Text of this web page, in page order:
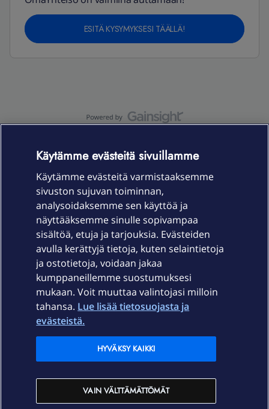
ESITÄ KYSYMYKSESI TÄÄLLÄ!
Laitteet & liittymät
Palvelut
Ajankohtaista
Elisa Oyj
In English
Käytämme evästeitä sivuillamme
Käytämme evästeitä varmistaaksemme
sivuston sujuvan toiminnan,
analysoidaksemme sen käyttöä ja
näyttääksemme sinulle sopivampaa
sisältöä, etuja ja tarjouksia. Evästeiden
avulla kerättyjä tietoja, kuten selaintietoja
ja ostotietoja, voidaan jakaa
kumppaneillemme suostumuksesi
mukaan. Voit muuttaa valintojasi milloin
tahansa. Lue lisää tietosuojasta ja
evästeistä.
VAIN VÄLTTÄMÄTTÖMÄT
HYVÄKSY KAIKKI